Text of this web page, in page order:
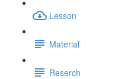
Lesson
Material
Reserch